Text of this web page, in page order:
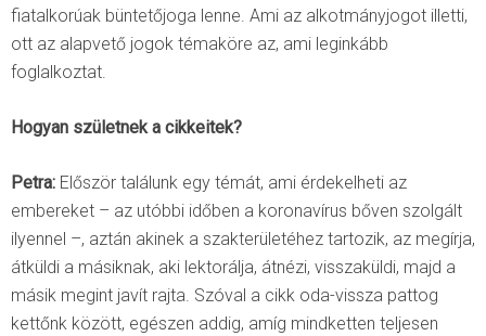
fiatalkorúak büntetőjoga lenne. Ami az alkotmányjogot illetti,
ott az alapvető jogok témaköre az, ami leginkább
foglalkoztat.
Hogyan születnek a cikkeitek?
Petra: Először találunk egy témát, ami érdekelheti az
embereket – az utóbbi időben a koronavírus bőven szolgált
ilyennel –, aztán akinek a szakterületéhez tartozik, az megírja,
átküldi a másiknak, aki lektorálja, átnézi, visszaküldi, majd a
másik megint javít rajta. Szóval a cikk oda-vissza pattog
kettőnk között, egészen addig, amíg mindketten teljesen